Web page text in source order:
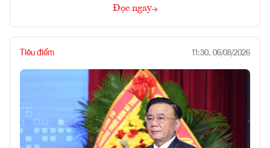
Đọc ngay
Tiêu điểm 11:30, 06/08/2026